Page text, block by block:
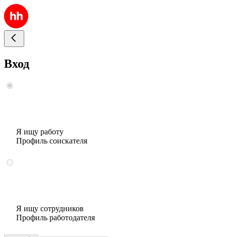
Вход
Я ищу работу
Профиль соискателя
Я ищу сотрудников
Профиль работодателя